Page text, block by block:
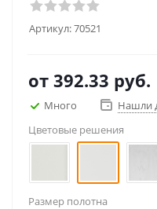
Артикул:70521
от 392.33 руб.
Много
Нашли
Цветовые решения
Размер полотна